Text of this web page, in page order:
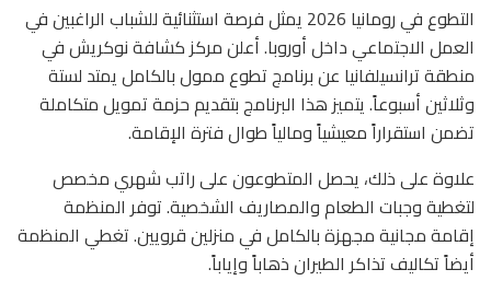
التطوع في رومانيا 2026 يمثل فرصة استثنائية للشباب الراغبين في
العمل الاجتماعي داخل أوروبا. أعلن مركز كشافة نوكريش في
منطقة ترانسيلفانيا عن برنامج تطوع ممول بالكامل يمتد لستة
وثلاثين أسبوعاً. يتميز هذا البرنامج بتقديم حزمة تمويل متكاملة
تضمن استقراراً معيشياً ومالياً طوال فترة الإقامة.
علاوة على ذلك، يحصل المتطوعون على راتب شهري مخصص
لتغطية وجبات الطعام والمصاريف الشخصية. توفر المنظمة
إقامة مجانية مجهزة بالكامل في منزلين قرويين. تغطي المنظمة
أيضاً تكاليف تذاكر الطيران ذهاباً وإياباً.